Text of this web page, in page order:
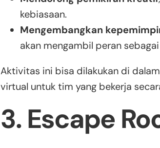
kebiasaan.
Mengembangkan
akan mengambil peran
Aktivitas ini bisa dilakukan di
virtual untuk tim yang bekerja
3. Escape